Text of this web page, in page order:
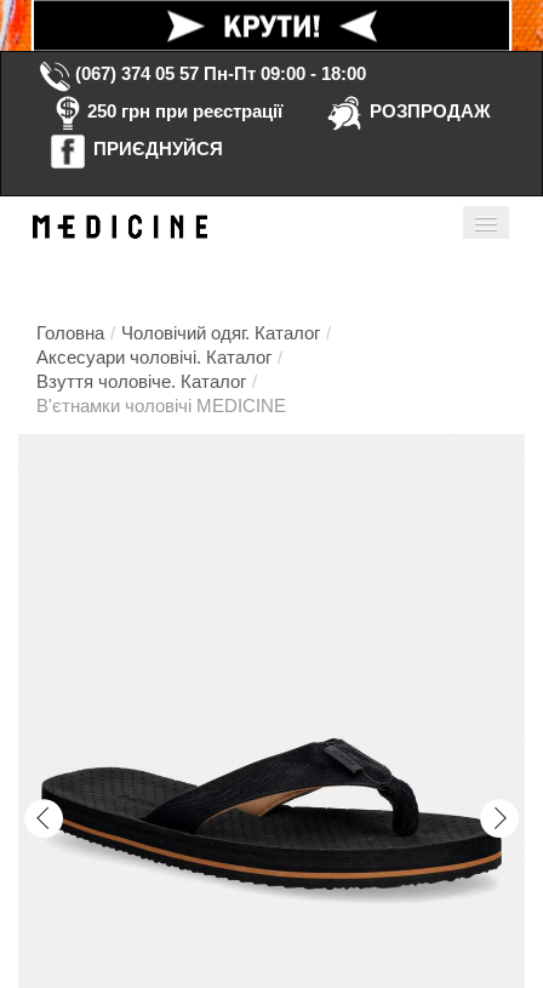
(067) 374 05 57 Пн-Пт 09:00 - 18:00
250 грн при реєстрації
РОЗПРОДАЖ
ПРИЄДНУЙСЯ
Головна
Головна / Чоловічий одяг. Каталог /
Аксесуари чоловічі. Каталог /
Взуття чоловіче. Каталог /
В'єтнамки чоловічі MEDICINE